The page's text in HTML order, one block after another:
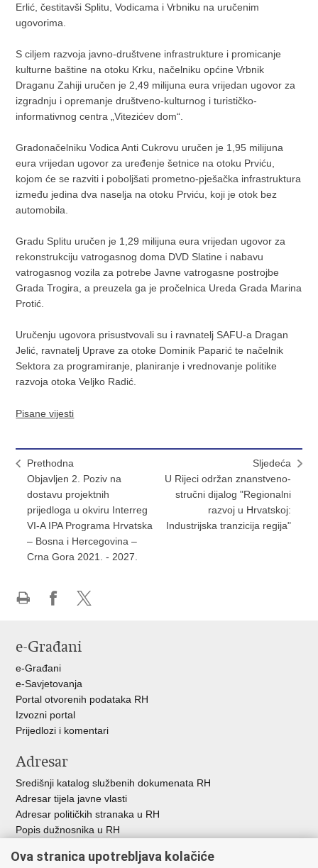
Erlić, čestitavši Splitu, Vodicama i Vrbniku na uručenim
ugovorima.
S ciljem razvoja javno-društvene infrastrukture i promicanje
kulturne baštine na otoku Krku, načelniku općine Vrbnik
Draganu Zahiji uručen je 2,49 milijuna eura vrijedan ugovor za
izgradnju i opremanje društveno-kulturnog i turističko-
informativnog centra „Vitezićev dom“.
Gradonačelniku Vodica Anti Cukrovu uručen je 1,95 milijuna
eura vrijedan ugovor za uređenje šetnice na otoku Prviću,
kojom će se razviti i poboljšati prometno-pješačka infrastruktura
između jedina dva naselja na otoku Prviću, koji je otok bez
automobila.
Gradu Splitu uručen je 1,29 milijuna eura vrijedan ugovor za
rekonstrukciju vatrogasnog doma DVD Slatine i nabavu
vatrogasnog vozila za potrebe Javne vatrogasne postrojbe
Grada Trogira, a preuzela ga je pročelnica Ureda Grada Marina
Protić.
Uručenju ugovora prisustvovali su i ravnatelj SAFU-a Dragan
Jelić, ravnatelj Uprave za otoke Dominik Paparić te načelnik
Sektora za programiranje, planiranje i vrednovanje politike
razvoja otoka Veljko Radić.
Pisane vijesti
Prethodna
Objavljen 2. Poziv na
dostavu projektnih
prijedloga u okviru Interreg
VI-A IPA Programa Hrvatska
– Bosna i Hercegovina –
Crna Gora 2021. - 2027.
Sljedeća
U Rijeci održan znanstveno-
stručni dijalog "Regionalni
razvoj u Hrvatskoj:
Industrijska tranzicija regija"
Facebooku
X-
e-Građani
e-Građani
e-Savjetovanja
Portal otvorenih podataka RH
Izvozni portal
Prijedlozi i komentari
Adresar
Središnji katalog službenih dokumenata RH
Adresar tijela javne vlasti
Adresar političkih stranaka u RH
Popis dužnosnika u RH
Pozivi za žurnu pomoć
Ova stranica upotrebljava kolačiće